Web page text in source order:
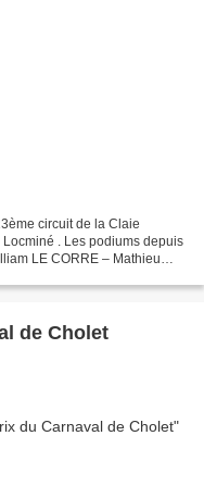
circuit de la Claie
. Les podiums depuis
LE CORRE – Mathieu
de Cholet